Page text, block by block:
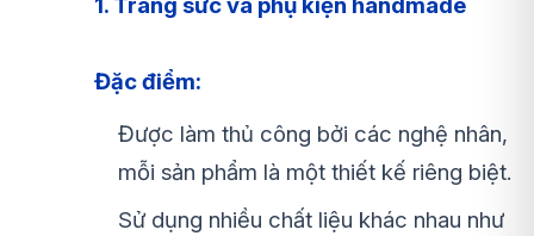
Đặc điểm:
Được làm thủ công bởi các nghệ nhân,
mỗi sản phẩm là một thiết kế riêng biệt.
Sử dụng nhiều chất liệu khác nhau như